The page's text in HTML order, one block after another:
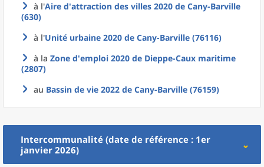
à l'Aire d'attraction des villes 2020 de Cany-Barville
(630)
à l'Unité urbaine 2020 de Cany-Barville (76116)
à la Zone d'emploi 2020 de Dieppe-Caux maritime
(2807)
au Bassin de vie 2022 de Cany-Barville (76159)
Intercommunalité (date de référence : 1er
janvier 2026)